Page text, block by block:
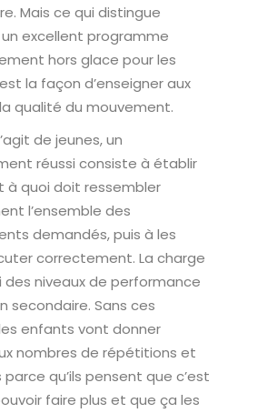
Mais ce qui distingue
excellent programme
hors glace pour les
la façon d’enseigner aux
qualité du mouvement.
de jeunes, un
réussi consiste à établir
à quoi doit ressembler
l’ensemble des
demandés, puis à les
correctement. La charge
des niveaux de performance
secondaire. Sans ces
enfants vont donner
nombres de répétitions et
parce qu’ils pensent que c’est
faire plus et que ça les